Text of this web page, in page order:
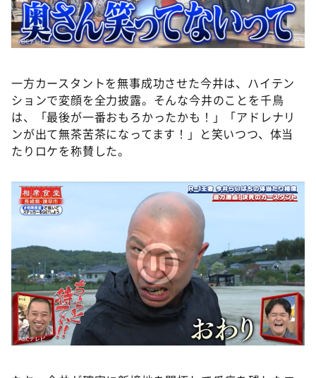
一方カースタントを無事成功させた今井は、ハイテン
ションで変顔を全力披露。そんな今井のことを千鳥
は、「最後が一番おもろかったかも！」「アドレナリ
ンが出て無茶苦茶になってます！」と笑いつつ、体当
たりロケを称賛した。